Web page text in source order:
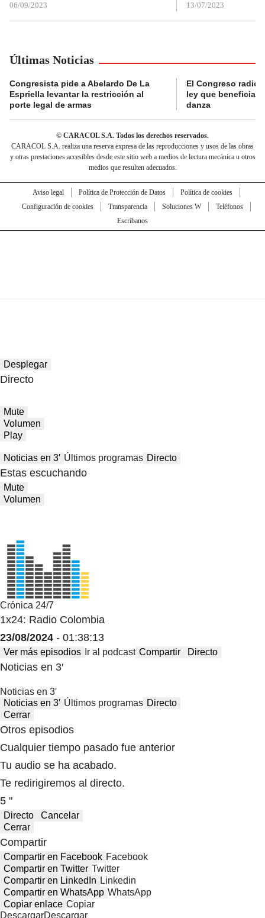
06/09/2023 13/07/2023
Últimas Noticias
Congresista pide a Abelardo De La
Espriella levantar la restricción al
porte legal de armas
El Congreso
ley que beneficia
danza
© CARACOL S.A. Todos los derechos reservados.
CARACOL S.A. realiza una reserva expresa de las reproducciones y usos de las obras
y otras prestaciones accesibles desde este sitio web a medios de lectura mecánica u otros
medios que resulten adecuados.
Aviso legal Política de Protección de Datos
Política de cookies
Configuración de cookies
Transparencia Soluciones W
Teléfonos
Escríbanos
Desplegar
Directo
Mute
Volumen
Play
Noticias en 3′ Últimos programas Directo
Estas escuchando
Mute
Volumen
Crónica 24/7
1x24: Radio Colombia
23/08/2024 - 01:38:13
Ver más episodios Ir al podcast Compartir Directo
Noticias en 3′
Noticias en 3′
Noticias en 3′ Últimos programas Directo
Cerrar
Otros episodios
Cualquier tiempo pasado fue anterior
Tu audio se ha acabado.
Te redirigiremos al directo.
5 "
Directo
Cancelar
Cerrar
Compartir
Compartir en Facebook Facebook
Compartir en Twitter Twitter
Compartir en LinkedIn Linkedin
Compartir en WhatsApp WhatsApp
Copiar enlace Copiar
DescargarDescargar